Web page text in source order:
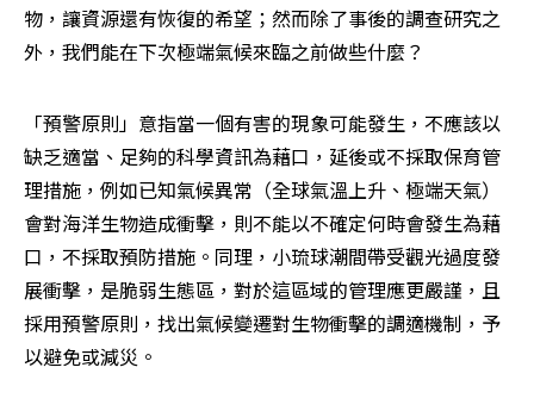
物，讓資源還有恢復的希望；然而除了事後的調查研究之
外，我們能在下次極端氣候來臨之前做些什麼？
「預警原則」意指當一個有害的現象可能發生，不應該以
缺乏適當、足夠的科學資訊為藉口，延後或不採取保育管
理措施，例如已知氣候異常（全球氣溫上升、極端天氣）
會對海洋生物造成衝擊，則不能以不確定何時會發生為藉
口，不採取預防措施。同理，小琉球潮間帶受觀光過度發
展衝擊，是脆弱生態區，對於這區域的管理應更嚴謹，且
採用預警原則，找出氣候變遷對生物衝擊的調適機制，予
以避免或減災。